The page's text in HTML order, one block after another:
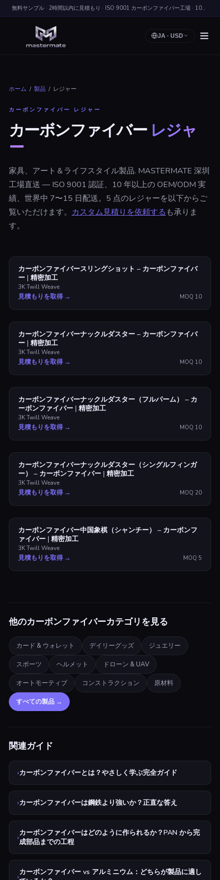
無料サンプル · 2時間以内に見積もり · ISO 9001 カーボンファイバー工場 · 100+ ヵ国に出荷
JA · USD
ホーム / 製品 / レジャー
カーボンファイバー レジャー
カーボンファイバー レジャ
ー
家具、アート＆ライフスタイル製品. MASTERMATE 深圳
工場直送 — ISO 9001 認証、10 年以上の OEM/ODM 実
績、世界中 7〜15 日配送。5 点のレジャーを以下からご
覧いただけます。 カスタム見積りを依頼する も承りま
す。
カーボンファイバースリングショット – カーボンファイバ
ー | 精密加工
3K Twill Weave
見積もりを取得→ MOQ 10
カーボンファイバーナックルダスター – カーボンファイバ
ー | 精密加工
3K Twill Weave
見積もりを取得→ MOQ 10
カーボンファイバーナックルダスター（フルパーム） – カ
ーボンファイバー | 精密加工
3K Twill Weave
見積もりを取得→ MOQ 10
カーボンファイバーナックルダスター（シングルフィンガ
ー） – カーボンファイバー | 精密加工
3K Twill Weave
見積もりを取得→ MOQ 20
カーボンファイバー中国象棋（シャンチー） – カーボンフ
ァイバー | 精密加工
3K Twill Weave
見積もりを取得→ MOQ 5
他のカーボンファイバーカテゴリを見る
カード & ウォレット デイリーグッズ ジュエリー
スポーツ ヘルメット ドローン & UAV
オートモーティブ コンストラクション 原材料
すべての製品→
関連ガイド
›カーボンファイバーとは？やさしく学ぶ完全ガイド
›カーボンファイバーは鋼鉄より強いか？正直な答え
›カーボンファイバーはどのように作られるか？PAN から完
成部品までの工程
›カーボンファイバー vs アルミニウム：どちらが製品に適し